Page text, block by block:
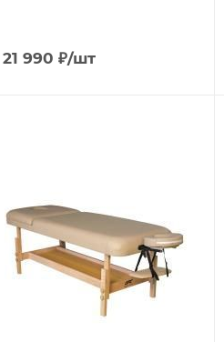
21 990 ₽/шт